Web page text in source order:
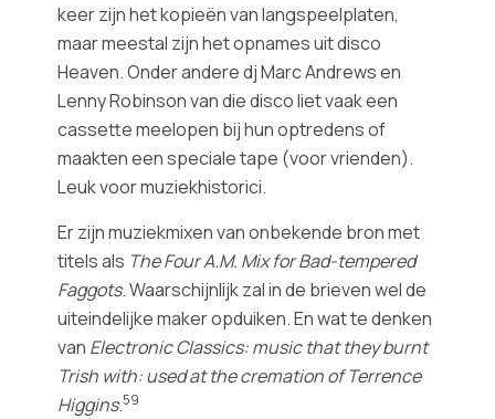
keer zijn het kopieën van langspeelplaten,
maar meestal zijn het opnames uit disco
Heaven. Onder andere dj Marc Andrews en
Lenny Robinson van die disco liet vaak een
cassette meelopen bij hun optredens of
maakten een speciale tape (voor vrienden).
Leuk voor muziekhistorici.
Er zijn muziekmixen van onbekende bron met
titels als The Four A.M. Mix for Bad-tempered
Faggots. Waarschijnlijk zal in de brieven wel de
uiteindelijke maker opduiken. En wat te denken
van Electronic Classics: music that they burnt
Trish with: used at the cremation of Terrence
Higgins.59